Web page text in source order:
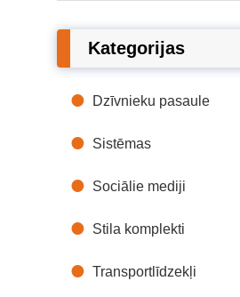
Kategorijas
Dzīvnieku pasaule
Sistēmas
Sociālie mediji
Stila komplekti
Transportlīdzekļi